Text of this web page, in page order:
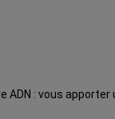
: vous